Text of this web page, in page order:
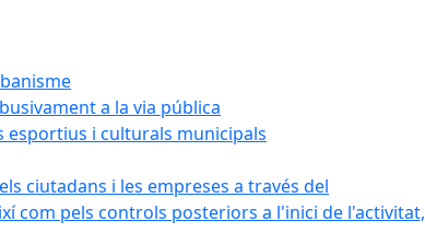
a la via pública
esportius i culturals municipals
ciutadans i les empreses a través del
com pels controls posteriors a l'inici de l'activitat,